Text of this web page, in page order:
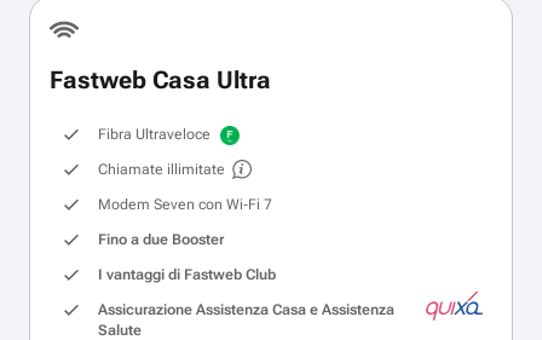
Fastweb Casa Ultra
Fibra Ultraveloce
Chiamate illimitate
Modem Seven con Wi‑Fi 7
Fino a due Booster
I vantaggi di Fastweb Club
Assicurazione Assistenza Casa e Assistenza
Salute